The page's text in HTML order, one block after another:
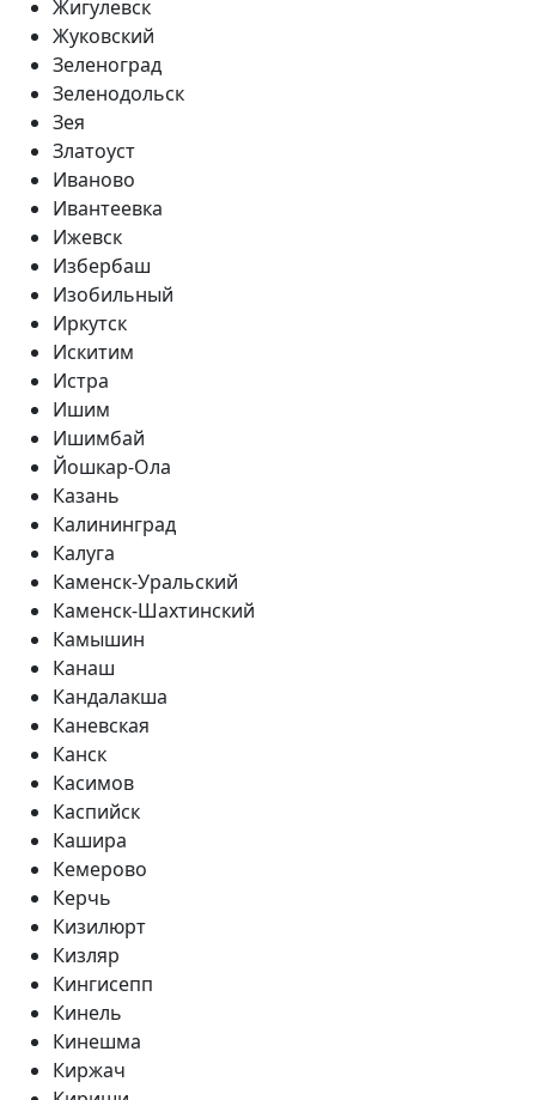
Жигулевск
Жуковский
Зеленоград
Зеленодольск
Зея
Златоуст
Иваново
Ивантеевка
Ижевск
Избербаш
Изобильный
Иркутск
Искитим
Истра
Ишим
Ишимбай
Йошкар-Ола
Казань
Калининград
Калуга
Каменск-Уральский
Каменск-Шахтинский
Камышин
Канаш
Кандалакша
Каневская
Канск
Касимов
Каспийск
Кашира
Кемерово
Керчь
Кизилюрт
Кизляр
Кингисепп
Кинель
Кинешма
Киржач